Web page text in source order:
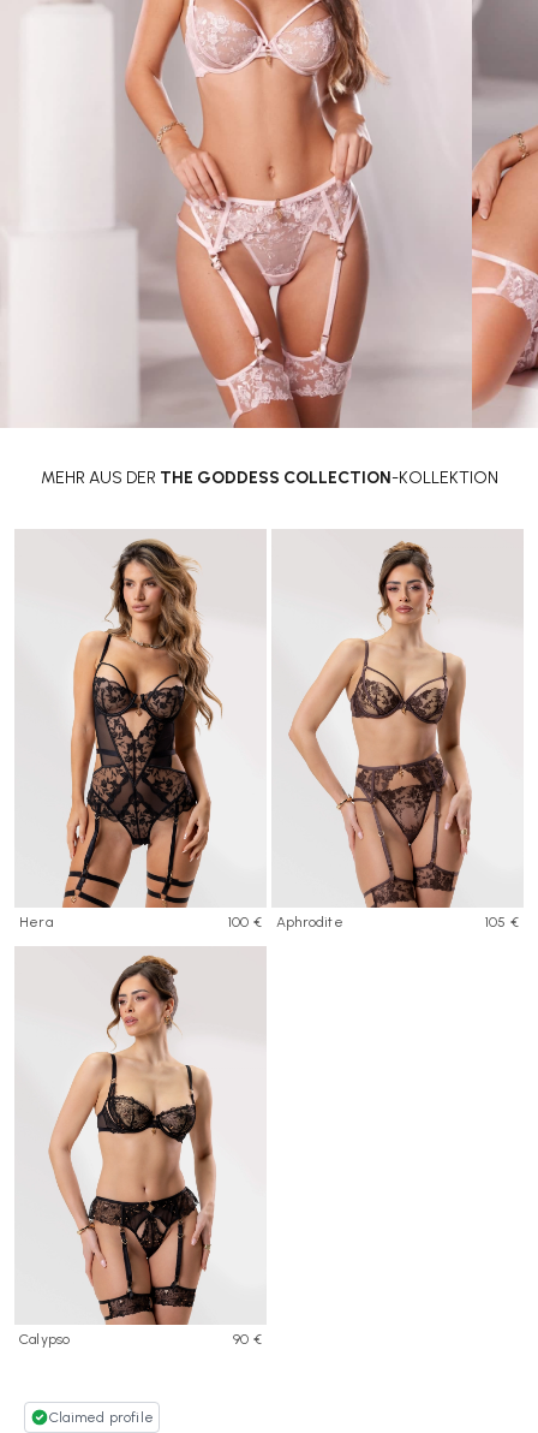
MEHR AUS DER THE GODDESS COLLECTION-KOLLEKTION
Hera 100 € Aphrodite 105 €
Calypso 90 €
Claimed profile